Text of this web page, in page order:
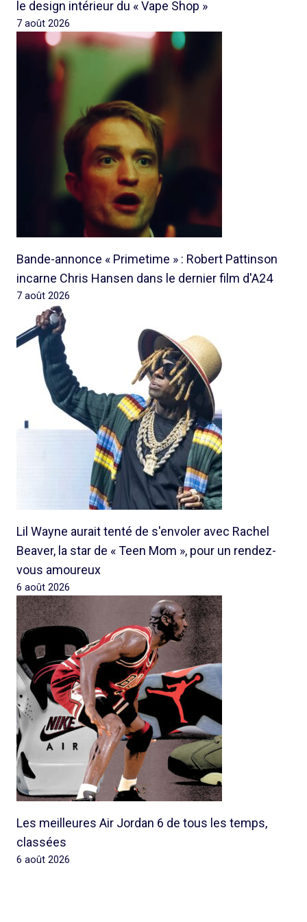
le design intérieur du « Vape Shop »
7 août 2026
Bande-annonce « Primetime » : Robert Pattinson
incarne Chris Hansen dans le dernier film d'A24
7 août 2026
Lil Wayne aurait tenté de s'envoler avec Rachel
Beaver, la star de « Teen Mom », pour un rendez-
vous amoureux
6 août 2026
Les meilleures Air Jordan 6 de tous les temps,
classées
6 août 2026